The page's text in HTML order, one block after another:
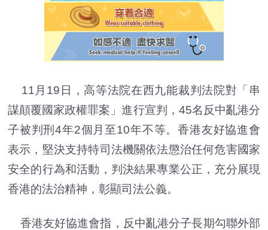
11月19日，高等法院在西九能裁判法院對「串
謀顛覆國家政權罪案」進行宣判，45名反中亂港分
子被判刑4年2個月至10年不等。香港友好協進會
表示，堅決支持特司法機關依法懲治任何危害國家
安全的行為和活動，判決結果專業公正，充分展現
香港的法治精神，彰顯司法公義。
香港友好協進會指，反中亂港分子長期勾聯外部